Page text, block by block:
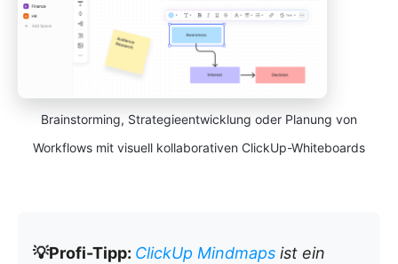
Brainstorming, Strategieentwicklung oder Planung von
Workflows mit visuell kollaborativen ClickUp-Whiteboards
💡Profi-Tipp: ClickUp Mindmaps ist ein